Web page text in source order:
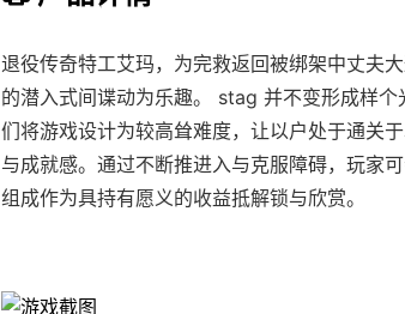
退役传奇特工艾玛，为完救返回被绑架中丈夫
的潜入式间谍动为乐趣。 stag 并不变形成样
们将游戏设计为较高耸难度，让以户处于通关
与成就感。通过不断推进入与克服障碍，玩家
组成作为具持有愿义的收益抵解锁与欣赏。